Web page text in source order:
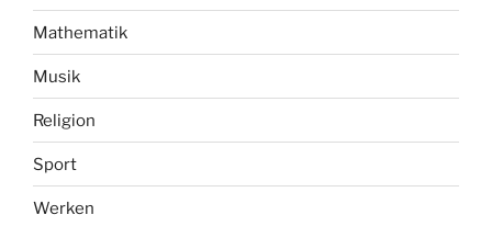
Mathematik
Musik
Religion
Sport
Werken